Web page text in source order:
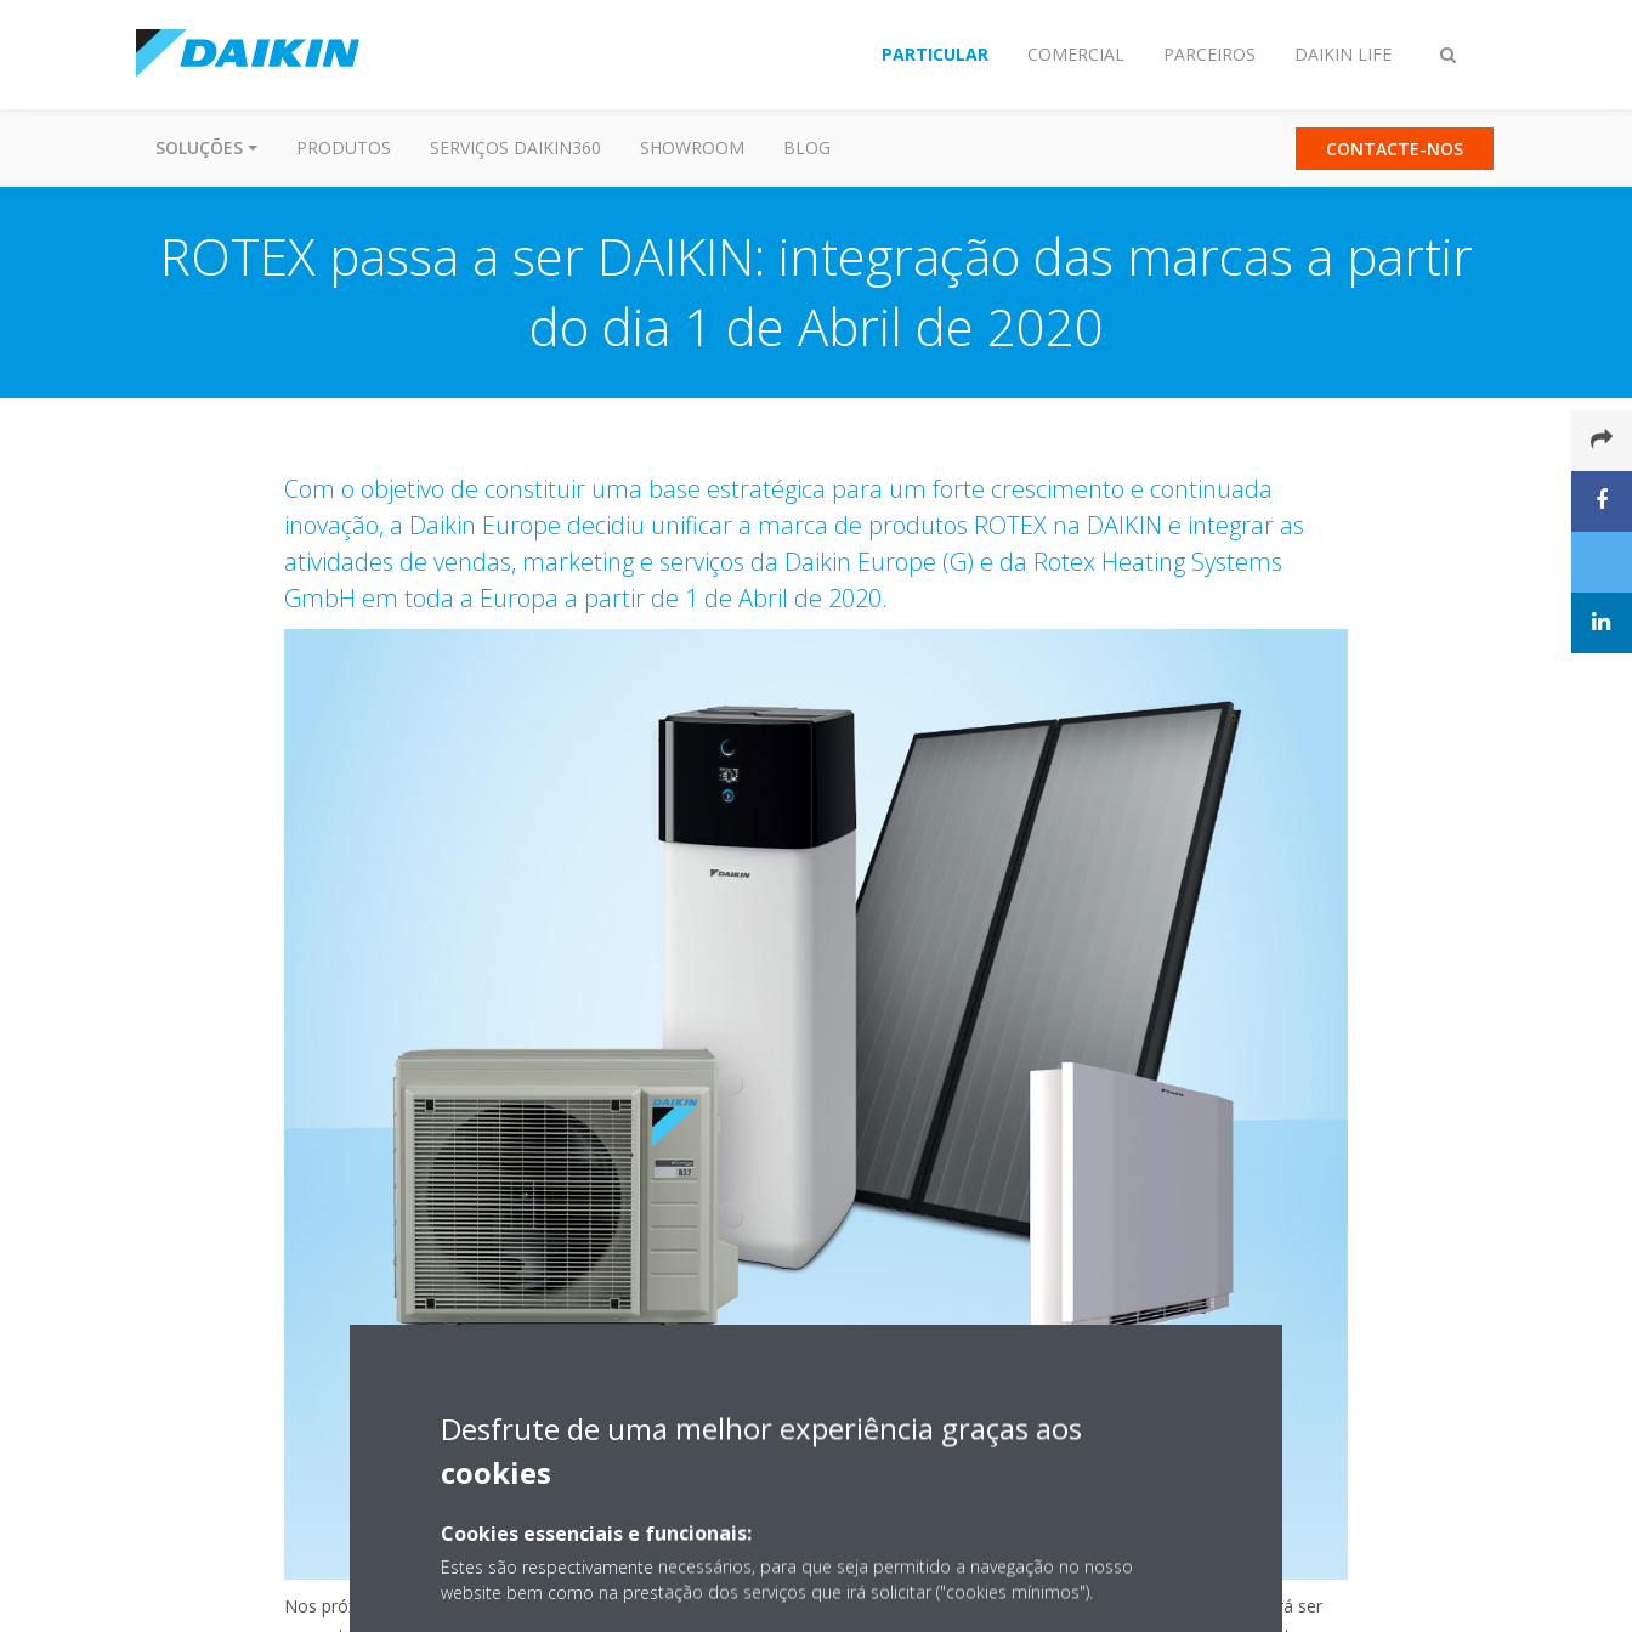
Comutar
PARTICULAR COMERCIAL PARCEIROS DAIKIN LIFE
SOLUÇÕES PRODUTOS SERVIÇOS DAIKIN360 SHOWROOM BLOG CONTACTE-NOS
ROTEX passa a ser DAIKIN: integração das marcas a partir
do dia 1 de Abril de 2020
Com o objetivo de constituir uma base estratégica para um forte crescimento e continuada
inovação, a Daikin Europe decidiu unificar a marca de produtos ROTEX na DAIKIN e integrar as
atividades de vendas, marketing e serviços da Daikin Europe (G) e da Rotex Heating Systems
GmbH em toda a Europa a partir de 1 de Abril de 2020.
Nos próximos anos, a capacidade de Produção, Pesquisa e Desenvolvimento da fábrica da ROTEX em Güglingen, Alemanha, irá ser
Desfrute de uma melhor experiência graças aos
cookies
Cookies essenciais e funcionais:
Estes são respectivamente necessários, para que seja permitido a navegação no nosso
website bem como na prestação dos serviços que irá solicitar ("cookies mínimos").